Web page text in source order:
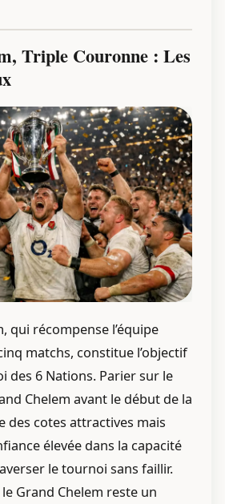
Triple Couronne : Les
qui récompense l’équipe
matchs, constitue l’objectif
des 6 Nations. Parier sur le
Chelem avant le début de la
des cotes attractives mais
élevée dans la capacité
le tournoi sans faillir.
Grand Chelem reste un